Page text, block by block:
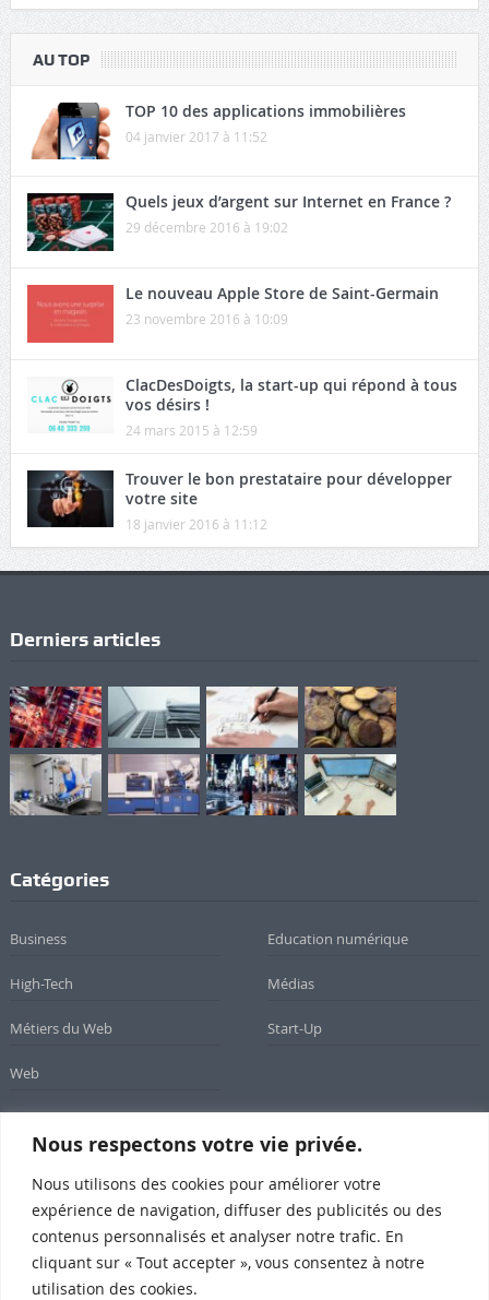
Nous respectons votre vie privée.
Nous utilisons des cookies pour améliorer votre
expérience de navigation, diffuser des publicités ou des
contenus personnalisés et analyser notre trafic. En
cliquant sur « Tout accepter », vous consentez à notre
utilisation des cookies.
AU TOP
TOP 10 des applications immobilières
04 janvier 2017 à 11:52
Quels jeux d’argent sur Internet en France ?
29 décembre 2016 à 19:02
Le nouveau Apple Store de Saint-Germain
23 novembre 2016 à 10:09
ClacDesDoigts, la start-up qui répond à tous
vos désirs !
24 mars 2015 à 12:59
Trouver le bon prestataire pour développer
votre site
18 janvier 2016 à 11:12
Derniers articles
Catégories
Business Education numérique
High-Tech Médias
Métiers du Web Start-Up
Web
Inscrivez-vous à notre newsletter